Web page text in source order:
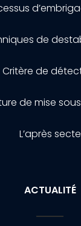
de
Critère de
de mise
L’après secte
ACTUALITÉ